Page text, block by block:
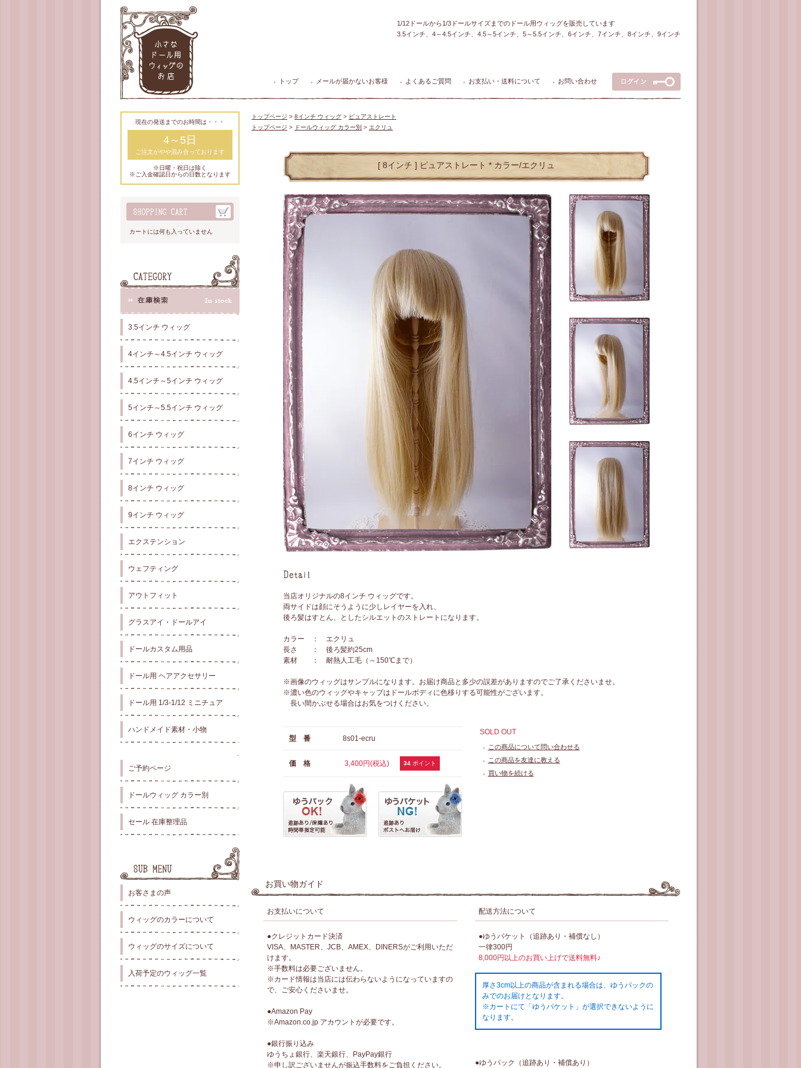
1/12ドールから1/3ドールサイズまでのドール用ウィッグを販売しています
3.5インチ、4～4.5インチ、4.5～5インチ、5～5.5インチ、6インチ、7インチ、8インチ、9インチ
● トップ ● メールが届かないお客様 ● よくあるご質問 ● お支払い・送料について ● お問い合わせ
現在の発送までのお時間は・・・
4～5日
ご注文がやや混み合っております
※日曜・祝日は除く
※ご入金確認日からの日数となります
カートには何も入っていません
3.5インチ ウィッグ
4インチ～4.5インチ ウィッグ
4.5インチ～5インチ ウィッグ
5インチ～5.5インチ ウィッグ
6インチ ウィッグ
7インチ ウィッグ
8インチ ウィッグ
9インチ ウィッグ
エクステンション
ウェフティング
アウトフィット
グラスアイ・ドールアイ
ドールカスタム用品
ドール用 ヘアアクセサリー
ドール用 1/3-1/12 ミニチュア
ハンドメイド素材・小物
ご予約ページ
ドールウィッグ カラー別
セール 在庫整理品
お客さまの声
ウィッグのカラーについて
ウィッグのサイズについて
入荷予定のウィッグ一覧
トップページ > 8インチ ウィッグ > ピュアストレート
トップページ > ドールウィッグ カラー別 > エクリュ
[ 8インチ ] ピュアストレート * カラー/エクリュ
当店オリジナルの8インチ ウィッグです。
両サイドは顔にそうように少しレイヤーを入れ、
後ろ髪はすとん、としたシルエットのストレートになります。
カラー ： エクリュ
長さ ： 後ろ髪約25cm
素材 ： 耐熱人工毛（～150℃まで）
※画像のウィッグはサンプルになります。お届け商品と多少の誤差がありますのでご了承くださいませ。
※濃い色のウィッグやキャップはドールボディに色移りする可能性がございます。
長い間かぶせる場合はお気をつけください。
型 番 8s01-ecru
価 格 3,400円(税込) 34ポイント
SOLD OUT
● この商品について問い合わせる
● この商品を友達に教える
● 買い物を続ける
お買い物ガイド
お支払いについて
●クレジットカード決済
VISA、MASTER、JCB、AMEX、DINERSがご利用いただ
けます。
※手数料は必要ございません。
※カード情報は当店には伝わらないようになっていますの
で、ご安心くださいませ。
●Amazon Pay
※Amazon.co.jp アカウントが必要です。
●銀行振り込み
ゆうちょ銀行、楽天銀行、PayPay銀行
※申し訳ございませんが振込手数料をご負担ください。
配送方法について
●ゆうパケット（追跡あり・補償なし）
一律300円
8,000円以上のお買い上げで送料無料♪
厚さ3cm以上の商品が含まれる場合は、ゆうパックの
みでのお届けとなります。
※カートにて「ゆうパケット」が選択できないように
なります。
●ゆうパック（追跡あり・補償あり）